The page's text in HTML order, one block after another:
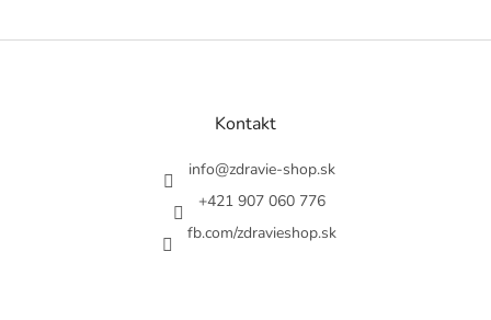
Z
Kontakt
info@zdravie-shop.sk
+421 907 060 776
fb.com/zdravieshop.sk